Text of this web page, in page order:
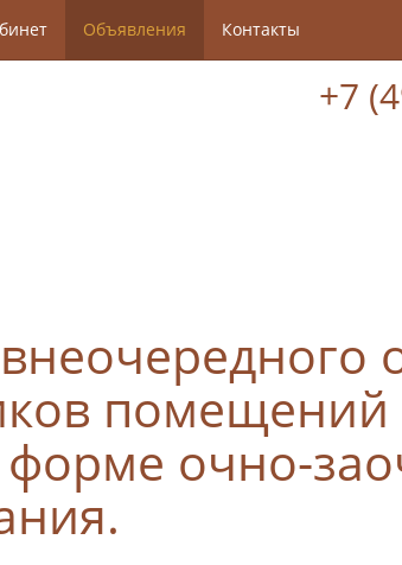
Объявления Контакты
+7
помещений
очно-